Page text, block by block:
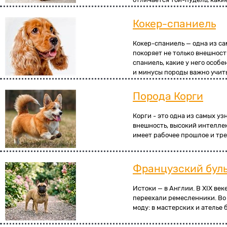
Кокер-спаниель
Кокер-спаниель — одна из
покоряет не только
спаниель, какие у него
и минусы породы важно
Порода Корги
Корги - это одна из самых
внешность, высокий
имеет рабочее прошлое и
Французский
Истоки — в Англии. В XIX
переехали ремесленники.
моду: в мастерских и ателье